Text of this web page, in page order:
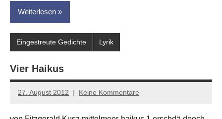
Weiterlesen
Eingestreute Gedichte Lyrik
Vier Haikus
27. August 2012
Anton
Keine Kommentare